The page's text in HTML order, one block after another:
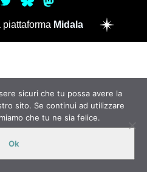
Midala
sicuri che tu possa avere la
sito. Se continui ad utilizzare
che tu ne sia felice.
Ok